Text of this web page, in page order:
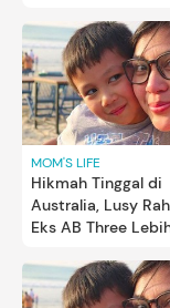
MOM'S LIFE
Hikmah Tinggal di
Australia, Lusy
Eks AB Three